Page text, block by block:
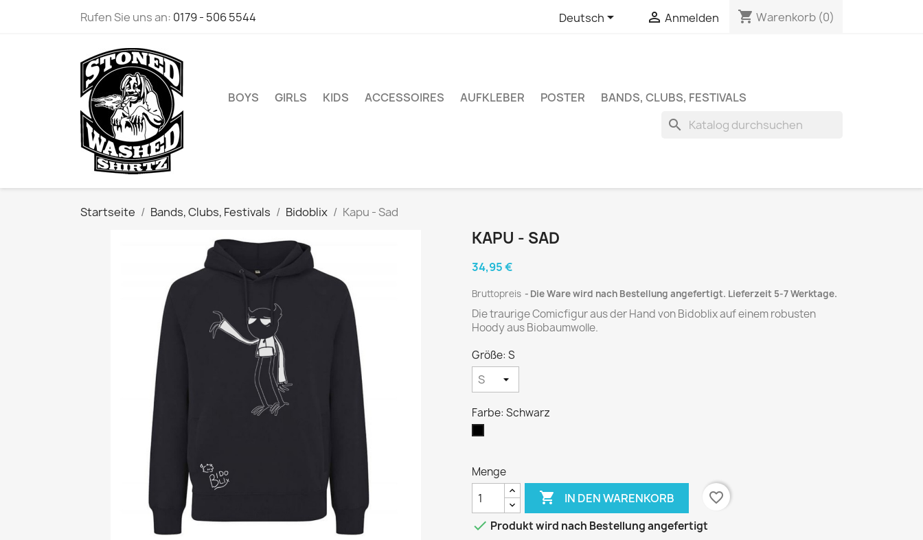
Rufen Sie uns an: 0179 - 506 5544 Deutsch  Anmelden shopping_cart Warenkorb (0)
BOYS GIRLS KIDS ACCESSOIRES AUFKLEBER POSTER BANDS, CLUBS, FESTIVALS
search
Startseite Bands, Clubs, Festivals Bidoblix Kapu - Sad
KAPU - SAD
34,95 €
Bruttopreis Die Ware wird nach Bestellung angefertigt. Lieferzeit 5-7 Werktage.
Die traurige Comicfigur aus der Hand von Bidoblix auf einem robusten
Hoody aus Biobaumwolle.
Größe: S
Farbe: Schwarz
Menge
 IN DEN WARENKORB
favorite_border
 Produkt wird nach Bestellung angefertigt